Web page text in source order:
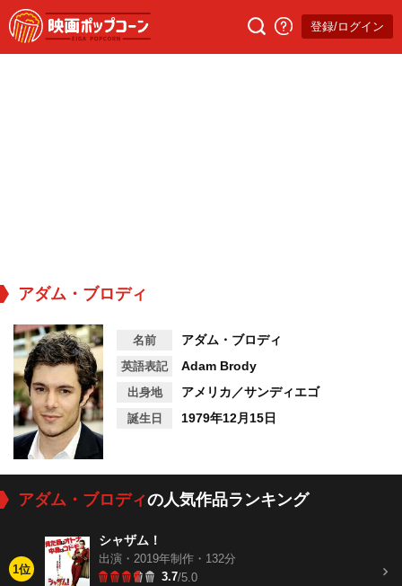
登録/ログイン
アダム・ブロディ
名前 アダム・ブロディ
英語表記 Adam Brody
出身地 アメリカ／サンディエゴ
誕生日 1979年12月15日
アダム・ブロディの人気作品ランキング
1位
シャザム！
出演・2019年制作・132分
3.7/5.0